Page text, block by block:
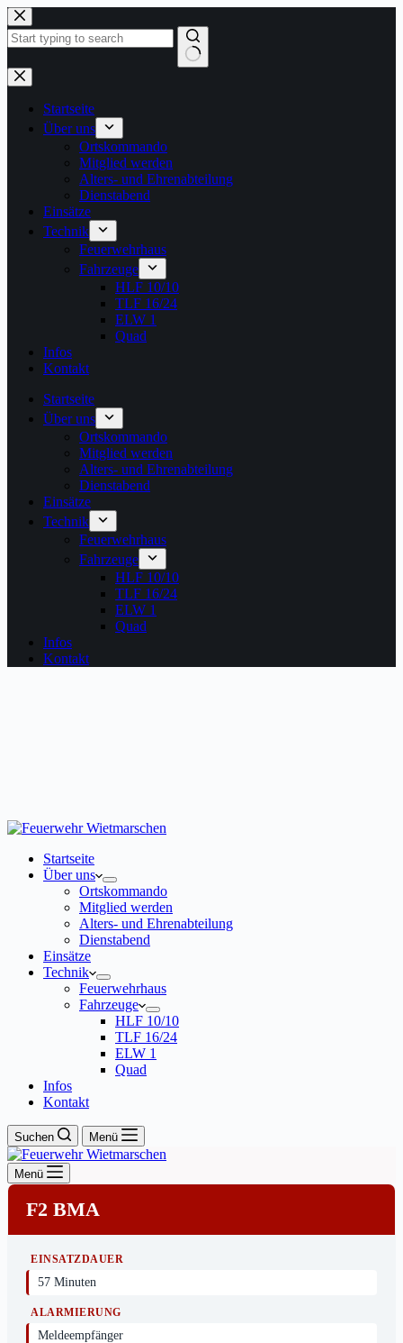
Zum
Inhalt
springen
Keine
Ergebnisse
Startseite
Über uns
Ortskommando
Mitglied werden
Alters- und Ehrenabteilung
Dienstabend
Einsätze
Technik
Feuerwehrhaus
Fahrzeuge
HLF 10/10
TLF 16/24
ELW 1
Quad
Infos
Kontakt
Startseite
Über uns
Ortskommando
Mitglied werden
Alters- und Ehrenabteilung
Dienstabend
Einsätze
Technik
Feuerwehrhaus
Fahrzeuge
HLF 10/10
TLF 16/24
ELW 1
Quad
Infos
Kontakt
Startseite
Über uns
Ortskommando
Mitglied werden
Alters- und Ehrenabteilung
Dienstabend
Einsätze
Technik
Feuerwehrhaus
Fahrzeuge
HLF 10/10
TLF 16/24
ELW 1
Quad
Infos
Kontakt
Suchen Menü
Menü
F2 BMA
EINSATZDAUER
57 Minuten
ALARMIERUNG
Meldeempfänger